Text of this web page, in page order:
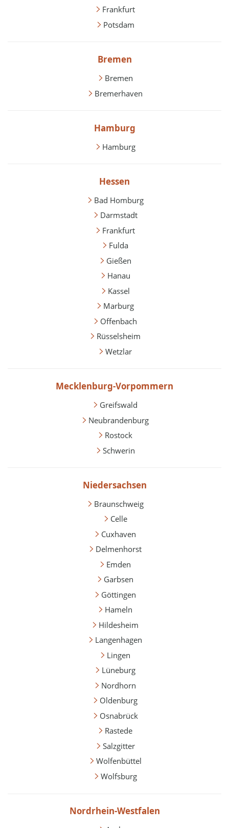
Frankfurt
Potsdam
Bremen
Bremen
Bremerhaven
Hamburg
Hamburg
Hessen
Bad Homburg
Darmstadt
Frankfurt
Fulda
Gießen
Hanau
Kassel
Marburg
Offenbach
Rüsselsheim
Wetzlar
Mecklenburg-Vorpommern
Greifswald
Neubrandenburg
Rostock
Schwerin
Niedersachsen
Braunschweig
Celle
Cuxhaven
Delmenhorst
Emden
Garbsen
Göttingen
Hameln
Hildesheim
Langenhagen
Lingen
Lüneburg
Nordhorn
Oldenburg
Osnabrück
Rastede
Salzgitter
Wolfenbüttel
Wolfsburg
Nordrhein-Westfalen